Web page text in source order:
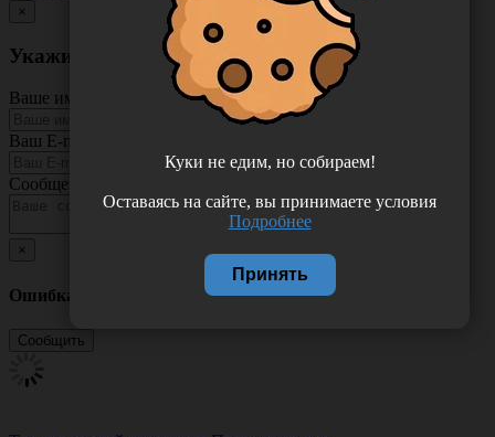
×
Укажите неточность в описании товара
Ваше имя
Ваш E-mail
Сообщение
×
Ошибка
Куки не едим, но собираем!
Оставаясь на сайте, вы принимаете условия
Подробнее
Принять